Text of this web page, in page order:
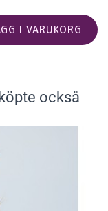
I VARUKORG
också